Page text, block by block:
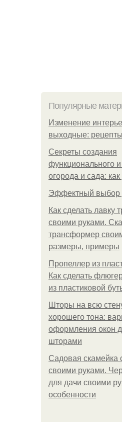
Популярные
Изменение
выходные:
Секреты создания
функционального и
огорода и сада:
Эффектный выбор
Как сделать лавку
своими руками.
трансформер
размеры, примеры
Пропеллер из
Как сделать
из пластиковой
Шторы на всю
хорошего тона:
оформления окон
шторами
Садовая скамейка
своими руками.
для дачи своими
особенности